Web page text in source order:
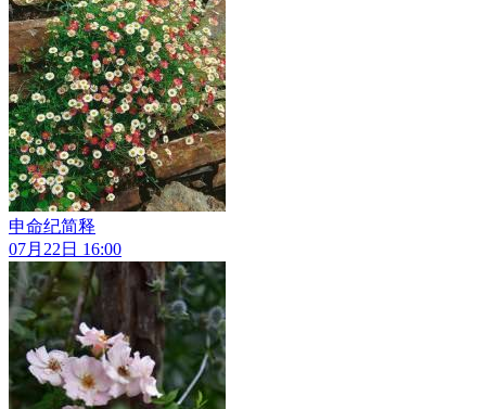
申命纪简释
07月22日 16:00